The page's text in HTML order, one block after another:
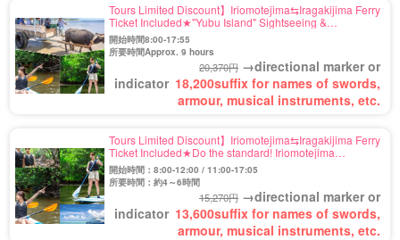
Tours Limited Discount】Iriomotejima⇆Iragakijima Ferry
Ticket Included★"Yubu Island" Sightseeing &
Iriomotejima Jungle SUP or Canoe Tour by Buffalo
Car★Free Photo (No.546)
開始時間8:00-17:55
所要時間Approx. 9 hours
20,370円 →directional marker or
indicator 18,200suffix for names of swords,
armour, musical instruments, etc.
Tours Limited Discount】Iriomotejima⇆Iragakijima Ferry
Ticket Included★Do the standard! Iriomotejima
Mangrove SUP or Canoe Half Day Course★Free Photo
(No.559)
開始時間：8:00-12:00 / 11:00-17:05
所要時間：約4～6時間
15,270円 →directional marker or
indicator 13,600suffix for names of swords,
armour, musical instruments, etc.